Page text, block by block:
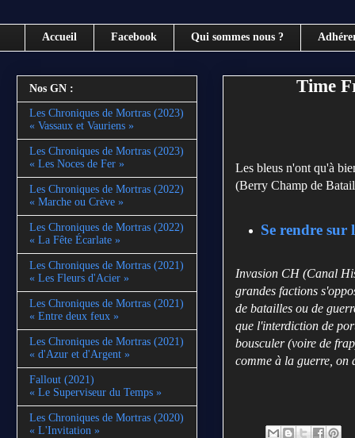
Accueil Facebook Qui sommes nous ?
Time
Les bleus n'ont qu'à
(Berry Champ de
Se rendre sur
Invasion CH (Canal
grandes factions
de batailles ou de
que l'interdiction de
bousculer (voire de
comme à la guerre, on
Nos GN :
Les Chroniques de Mortras (2023)
« Vassaux et Vauriens »
Les Chroniques de Mortras (2023)
« Les Noces de Fer »
Les Chroniques de Mortras (2022)
« Marche ou Crève »
Les Chroniques de Mortras (2022)
« La Fête Écarlate »
Les Chroniques de Mortras (2021)
« Les Fleurs d'Acier »
Les Chroniques de Mortras (2021)
« Entre deux feux »
Les Chroniques de Mortras (2021)
« d'Azur et d'Argent »
Fallout (2021)
« Le Superviseur du Temps »
Les Chroniques de Mortras (2020)
« L'Invitation »